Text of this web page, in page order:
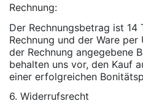
Rechnung:
Der Rechnungsbetrag ist 14
Rechnung und der Ware
der Rechnung angegebene
behalten uns vor, den Kauf
einer erfolgreichen
6. Widerrufsrecht